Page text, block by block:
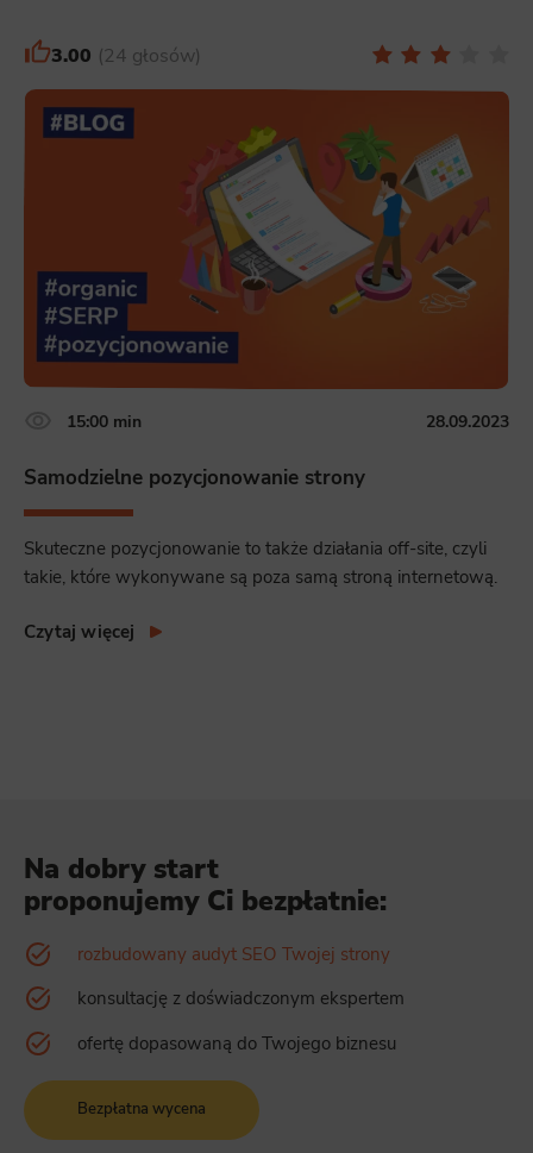
3.00 24 głosów
15:00 min 28.09.2023
Samodzielne pozycjonowanie strony
Skuteczne pozycjonowanie to także działania off-site, czyli
takie, które wykonywane są poza samą stroną internetową.
Czytaj więcej
Na dobry start
proponujemy Ci bezpłatnie:
rozbudowany audyt SEO Twojej strony
konsultację z doświadczonym ekspertem
ofertę dopasowaną do Twojego biznesu
Bezpłatna wycena